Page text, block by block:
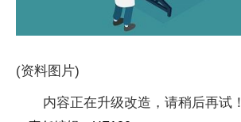
(资料图片)
内容正在升级改造，请稍后再试！